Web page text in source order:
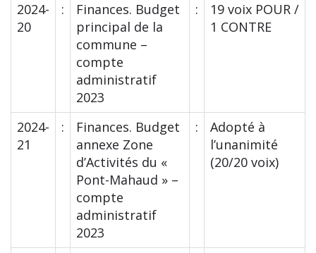
2024-
20
:
Finances. Budget
principal de la
commune –
compte
administratif
2023
:
19 voix POUR /
1 CONTRE
2024-
21
:
Finances. Budget
annexe Zone
d’Activités du «
Pont-Mahaud » –
compte
administratif
2023
:
Adopté à
l’unanimité
(20/20 voix)